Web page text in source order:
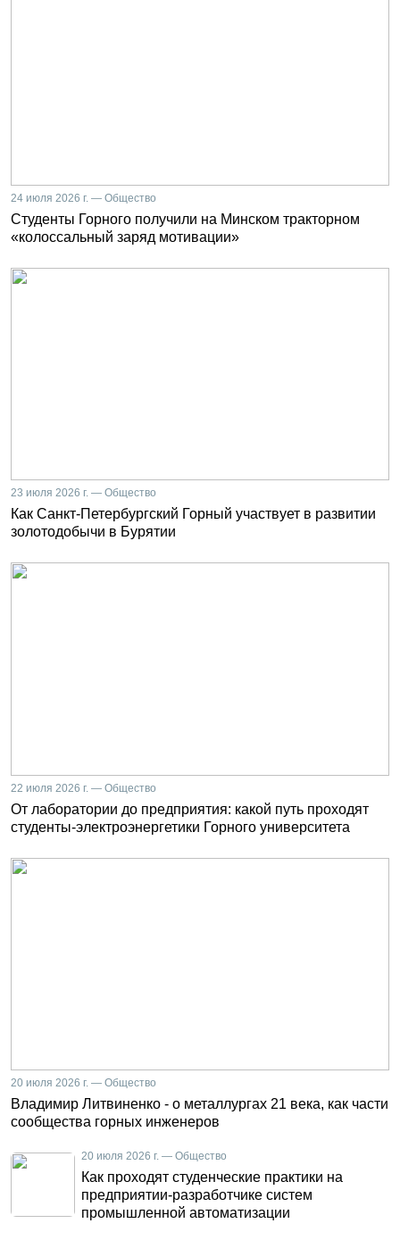
24 июля 2026 г. — Общество
Студенты Горного получили на Минском тракторном
«колоссальный заряд мотивации»
23 июля 2026 г. — Общество
Как Санкт-Петербургский Горный участвует в развитии
золотодобычи в Бурятии
22 июля 2026 г. — Общество
От лаборатории до предприятия: какой путь проходят
студенты-электроэнергетики Горного университета
20 июля 2026 г. — Общество
Владимир Литвиненко - о металлургах 21 века, как части
сообщества горных инженеров
20 июля 2026 г. — Общество
Как проходят студенческие практики на
предприятии-разработчике систем
промышленной автоматизации